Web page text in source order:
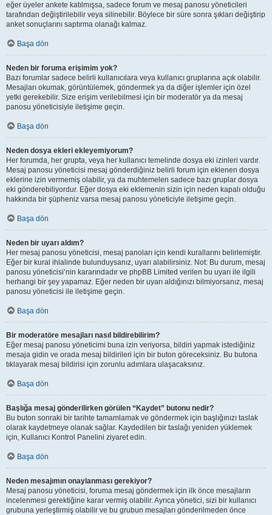
eğer üyeler ankete katılmışsa, sadece forum ve mesaj panosu yöneticileri
tarafından değiştirilebilir veya silinebilir. Böylece bir süre sonra şıkları değiştirip
anket sonuçlarını saptırma olanağı kalmaz.
Başa dön
Neden bir foruma erişimim yok?
Bazı forumlar sadece belirli kullanıcılara veya kullanıcı gruplarına açık olabilir.
Mesajları okumak, görüntülemek, göndermek ya da diğer işlemler için özel
yetki gerekebilir. Size erişim verilebilmesi için bir moderatör ya da mesaj
panosu yöneticisiyle iletişime geçin.
Başa dön
Neden dosya ekleri ekleyemiyorum?
Her forumda, her grupta, veya her kullanıcı temelinde dosya eki izinleri vardır.
Mesaj panosu yöneticisi mesaj gönderdiğiniz belirli forum için eklenen dosya
eklerine izin vermemiş olabilir, ya da muhtemelen sadece bazı gruplar dosya
eki gönderebiliyordur. Eğer dosya eki eklemenin sizin için neden kapalı olduğu
hakkında bir şüpheniz varsa mesaj panosu yöneticiyle iletişime geçin.
Başa dön
Neden bir uyarı aldım?
Her mesaj panosu yöneticisi, mesaj panoları için kendi kurallarını belirlemiştir.
Eğer bir kural ihlalinde bulunduysanız, uyarı alabilirsiniz. Not: Bu durum, mesaj
panosu yöneticisi’nin kararındadır ve phpBB Limited verilen bu uyarı ile ilgili
herhangi bir şey yapamaz. Eğer neden bir uyarı aldığınızı bilmiyorsanız, mesaj
panosu yöneticisi ile iletişime geçin.
Başa dön
Bir moderatöre mesajları nasıl bildirebilirim?
Eğer mesaj panosu yöneticimi buna izin veriyorsa, bildiri yapmak istediğiniz
mesaja gidin ve orada mesaj bildirileri için bir buton göreceksiniz. Bu butona
tıklayarak mesaj bildirisi için zorunlu adımlara ulaşacaksınız.
Başa dön
Başlığa mesaj gönderilirken görülen “Kaydet” butonu nedir?
Bu buton sonraki bir tarihte tamamlamak ve göndermek için başlığınızı taslak
olarak kaydetmeye olanak sağlar. Kaydedilen bir taslağı yeniden yüklemek
için, Kullanıcı Kontrol Panelini ziyaret edin.
Başa dön
Neden mesajımın onaylanması gerekiyor?
Mesaj panosu yöneticisi, foruma mesaj göndermek için ilk önce mesajların
incelenmesi gerektiğine karar vermiş olabilir. Ayrıca yönetici, sizi bir kullanıcı
grubuna yerleştirmiş olabilir ve bu grubun mesajları gönderilmeden önce